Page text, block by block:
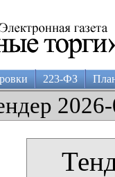
223-ФЗ